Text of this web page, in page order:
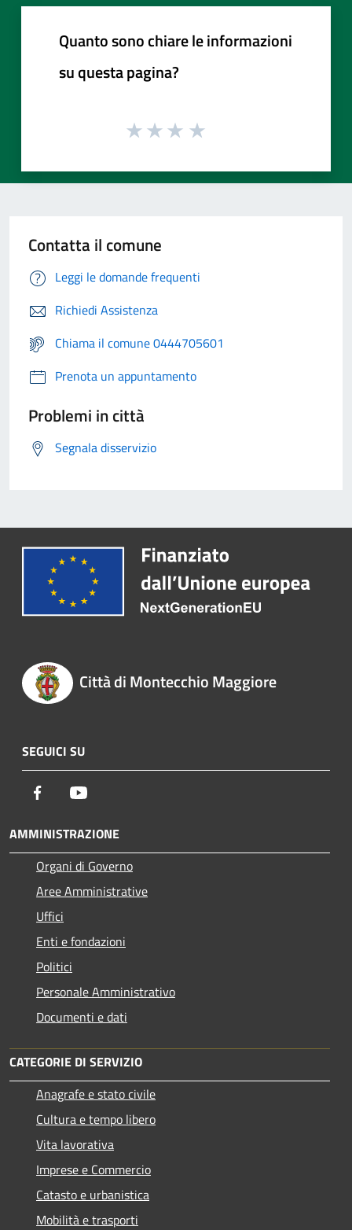
Quanto sono chiare le informazioni
su questa pagina?
Contatta il comune
Leggi le domande frequenti
Richiedi Assistenza
Chiama il comune 0444705601
Prenota un appuntamento
Problemi in città
Segnala disservizio
Città di Montecchio Maggiore
SEGUICI SU
Facebook
AMMINISTRAZIONE
Organi di Governo
Aree Amministrative
Uffici
Enti e fondazioni
Politici
Personale Amministrativo
Documenti e dati
CATEGORIE DI SERVIZIO
Anagrafe e stato civile
Cultura e tempo libero
Vita lavorativa
Imprese e Commercio
Catasto e urbanistica
Mobilità e trasporti